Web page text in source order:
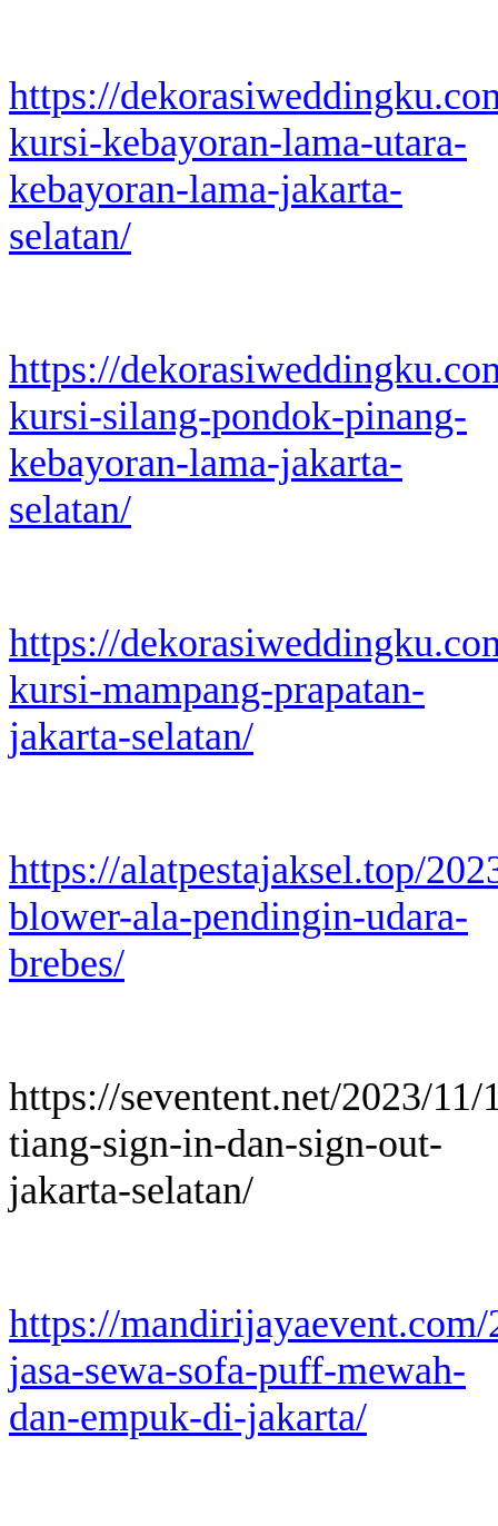
https://
kursi-kebayoran-lama-utara-
kebayoran-lama-jakarta-
selatan/
https://
kursi-silang-pondok-pinang-
kebayoran-lama-jakarta-
selatan/
https://
kursi-mampang-prapatan-
jakarta-selatan/
https://alatpestajaksel.top/
blower-ala-pendingin-udara-
brebes/
https://seventent.net/2023/11/
tiang-sign-in-dan-sign-out-
jakarta-selatan/
https://
jasa-sewa-sofa-puff-mewah-
dan-empuk-di-jakarta/